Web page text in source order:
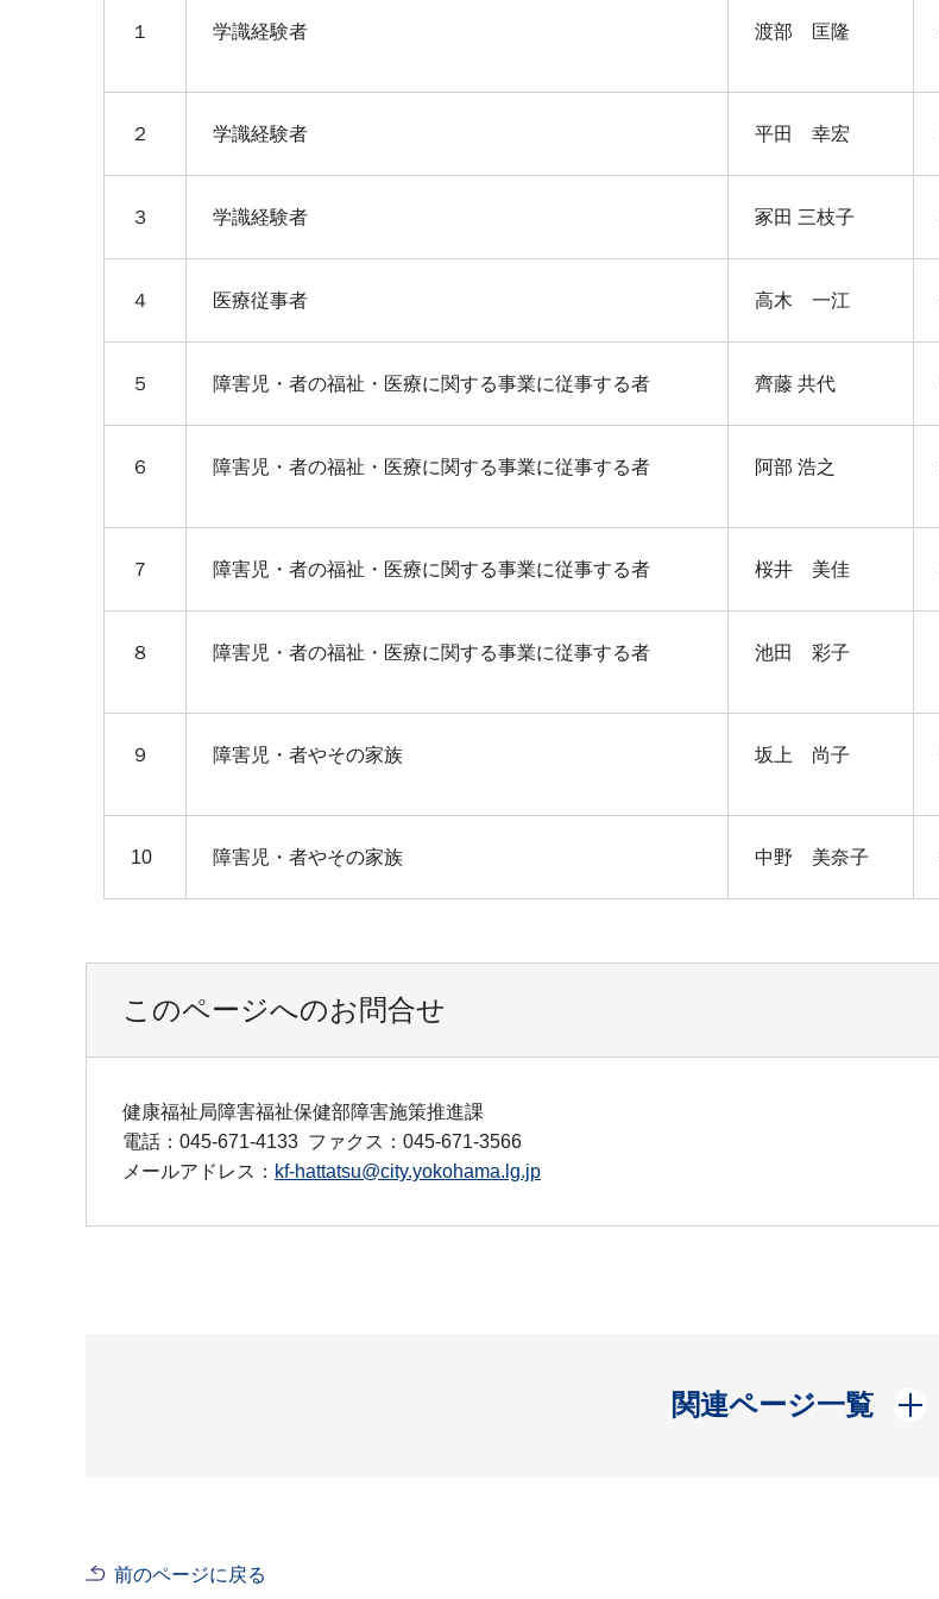
１ 学識経験者 渡部 匡隆
２ 学識経験者 平田 幸宏
３ 学識経験者 冢田 三枝子
４ 医療従事者 高木 一江
５ 障害児・者の福祉・医療に関する事業に従事する者 齊藤 共代
６ 障害児・者の福祉・医療に関する事業に従事する者 阿部 浩之
７ 障害児・者の福祉・医療に関する事業に従事する者 桜井 美佳
８ 障害児・者の福祉・医療に関する事業に従事する者 池田 彩子
９ 障害児・者やその家族 坂上 尚子
10 障害児・者やその家族 中野 美奈子
このページへのお問合せ
健康福祉局障害福祉保健部障害施策推進課
電話：045-671-4133 ファクス：045-671-3566
メールアドレス： kf-hattatsu@city.yokohama.lg.jp
関連ページ一覧
開く
前のページに戻る